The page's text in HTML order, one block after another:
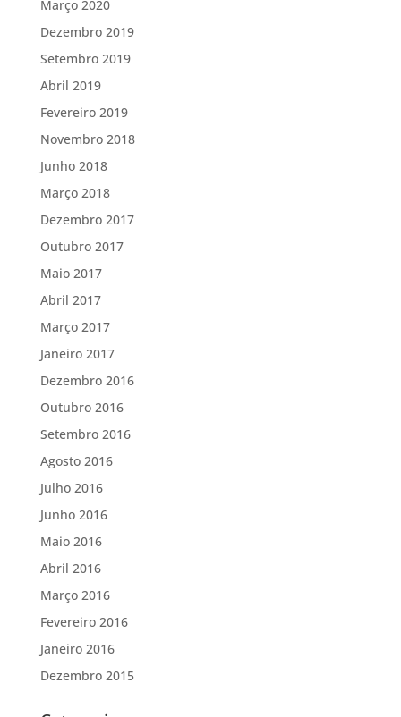
Março 2020
Dezembro 2019
Setembro 2019
Abril 2019
Fevereiro 2019
Novembro 2018
Junho 2018
Março 2018
Dezembro 2017
Outubro 2017
Maio 2017
Abril 2017
Março 2017
Janeiro 2017
Dezembro 2016
Outubro 2016
Setembro 2016
Agosto 2016
Julho 2016
Junho 2016
Maio 2016
Abril 2016
Março 2016
Fevereiro 2016
Janeiro 2016
Dezembro 2015